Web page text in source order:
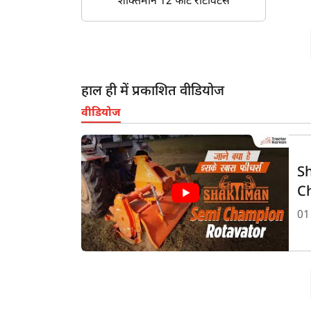
हाल ही में प्रकाशित वीडियोज
वीडियोज